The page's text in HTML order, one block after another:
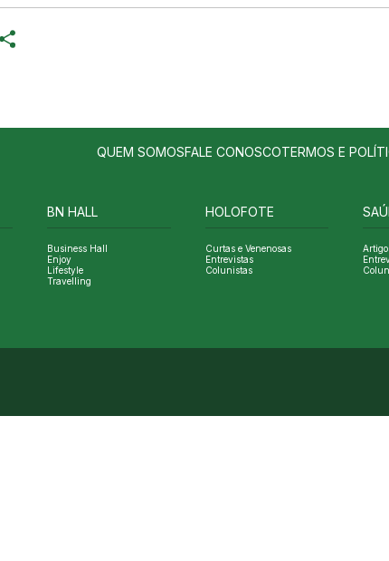
QUEM SOMOSFALE CONOSCOTERMOS E
BN HALL
Business Hall
Enjoy
Lifestyle
Travelling
HOLOFOTE
Curtas e Venenosas
Entrevistas
Colunistas